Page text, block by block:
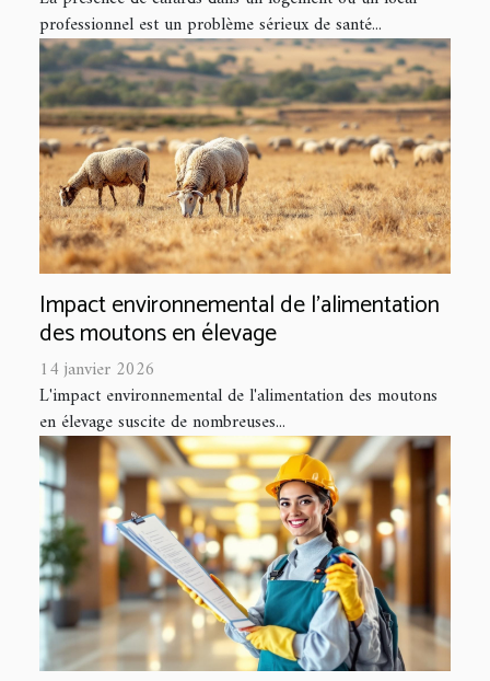
professionnel est un problème sérieux de santé...
Impact environnemental de l'alimentation
des moutons en élevage
14 janvier 2026
L'impact environnemental de l'alimentation des moutons
en élevage suscite de nombreuses...